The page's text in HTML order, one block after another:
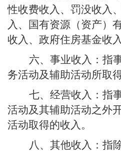
性收费收入、罚没收入
入、国有资源（资产）
收入、政府住房基金收
六、事业收入： 指
务活动及辅助活动所取
七、经营收入： 指
活动及其辅助活动之外
活动取得的收入。
八、其他收入： 指